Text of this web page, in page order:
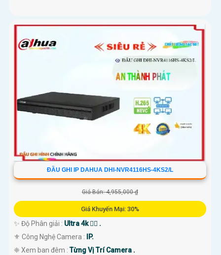
ĐẦU GHI IP DAHUA DHI-NVR4116HS-4KS2/L
Giá Bán: 4,955,000 ₫
Giá Khuyến Mại: 30%
✨ Độ Phân giải : Ultra 4k 👍🏾 .
⚜️ Công Nghệ Camera :
IP.
❈ Xem ban đêm :Từng Vị Trí Camera .